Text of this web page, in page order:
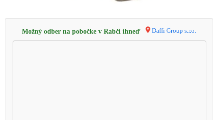
Možný odber na pobočke v Rabči ihneď Daffi Group s.r.o.